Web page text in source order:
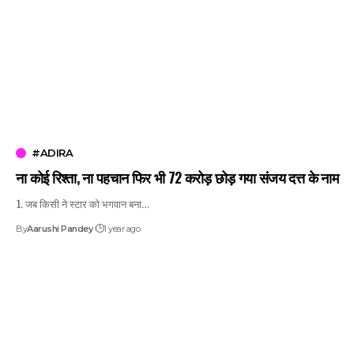
#ADIRA
ना कोई रिश्ता, ना पहचान फिर भी 72 करोड़ छोड़ गया संजय दत्त के नाम
1. जब किसी ने स्टार को भगवान बना…
ByAarushi Pandey 1 year ago